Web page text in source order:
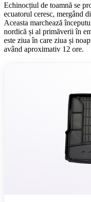
Echinocțiul de toamnă se
ecuatorul ceresc, mergând
Aceasta marchează
nordică și al primăverii în
este ziua în care ziua și
având aproximativ 12 ore.